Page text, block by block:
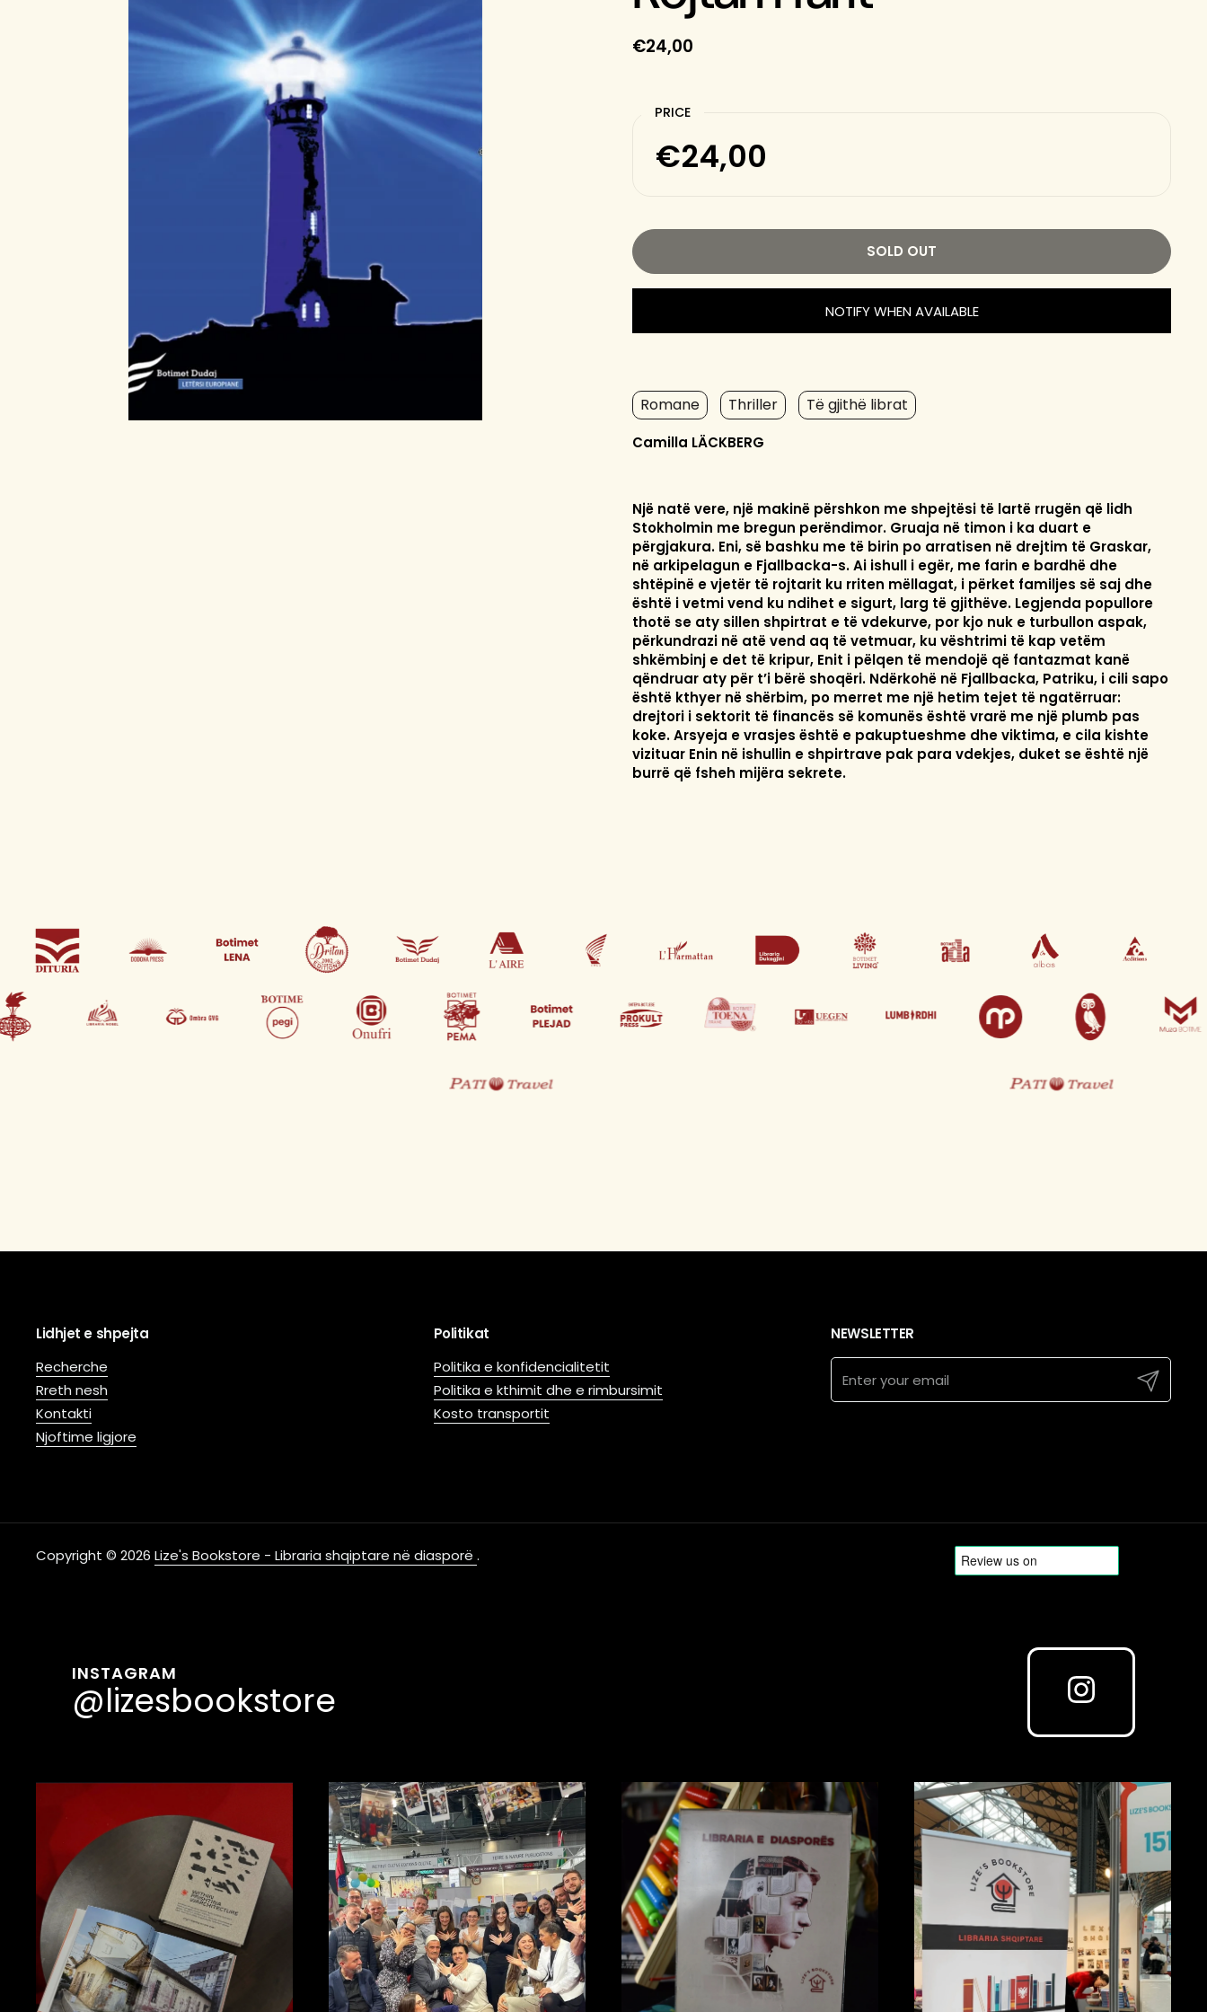
€24,00
PRICE
€24,00
SOLD OUT
NOTIFY WHEN AVAILABLE
Romane Thriller Të gjithë librat
Camilla LÄCKBERG
Një natë vere, një makinë përshkon me shpejtësi të lartë rrugën që lidh
Stokholmin me bregun perëndimor. Gruaja në timon i ka duart e
përgjakura. Eni, së bashku me të birin po arratisen në drejtim të Graskar,
në arkipelagun e Fjallbacka-s. Ai ishull i egër, me farin e bardhë dhe
shtëpinë e vjetër të rojtarit ku rriten mëllagat, i përket familjes së saj dhe
është i vetmi vend ku ndihet e sigurt, larg të gjithëve. Legjenda popullore
thotë se aty sillen shpirtrat e të vdekurve, por kjo nuk e turbullon aspak,
përkundrazi në atë vend aq të vetmuar, ku vështrimi të kap vetëm
shkëmbinj e det të kripur, Enit i pëlqen të mendojë që fantazmat kanë
qëndruar aty për t’i bërë shoqëri. Ndërkohë në Fjallbacka, Patriku, i cili sapo
është kthyer në shërbim, po merret me një hetim tejet të ngatërruar:
drejtori i sektorit të financës së komunës është vrarë me një plumb pas
koke. Arsyeja e vrasjes është e pakuptueshme dhe viktima, e cila kishte
vizituar Enin në ishullin e shpirtrave pak para vdekjes, duket se është një
burrë që fsheh mijëra sekrete.
Lidhjet e shpejta
Recherche
Rreth nesh
Kontakti
Njoftime ligjore
Politikat
Politika e konfidencialitetit
Politika e kthimit dhe e rimbursimit
Kosto transportit
NEWSLETTER
Submit
Copyright © 2026 Lize's Bookstore - Libraria shqiptare në diasporë .
INSTAGRAM
@lizesbookstore